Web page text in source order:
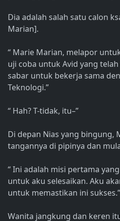
Dia adalah salah satu calon
Marian].
“ Marie Marian, melapor
uji coba untuk Avid yang
sabar untuk bekerja sama
Teknologi.”
“ Hah? T-tidak, itu–”
Di depan Nias yang bingung,
tangannya di pipinya dan
“ Ini adalah misi pertama
untuk aku selesaikan. Aku
untuk memastikan ini sukses.”
Wanita jangkung dan keren